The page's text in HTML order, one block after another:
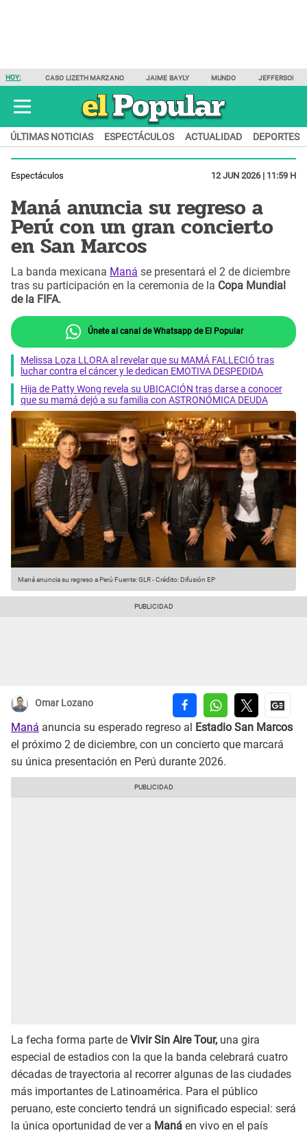
HOY: CASO LIZETH MARZANO JAIME BAYLY MUNDO JEFFERSON
ÚLTIMAS NOTICIAS ESPECTÁCULOS ACTUALIDAD DEPORTES
Espectáculos 12 JUN 2026 | 11:59 H
Maná anuncia su regreso a
Perú con un gran concierto
en San Marcos
La banda mexicana Maná se presentará el 2 de diciembre
tras su participación en la ceremonia de la Copa Mundial
de la FIFA.
Únete al canal de Whatsapp de El Popular
Melissa Loza LLORA al revelar que su MAMÁ FALLECIÓ tras
luchar contra el cáncer y le dedican EMOTIVA DESPEDIDA
Hija de Patty Wong revela su UBICACIÓN tras darse a conocer
que su mamá dejó a su familia con ASTRONÓMICA DEUDA
Maná anuncia su regreso a Perú Fuente: GLR-Crédito: Difusión EP
Omar Lozano
Maná anuncia su esperado regreso al
Estadio San Marcos
el próximo 2 de diciembre, con un concierto que marcará
su única presentación en Perú durante 2026.
La fecha forma parte de Vivir Sin Aire Tour, una gira
especial de estadios con la que la banda celebrará cuatro
décadas de trayectoria al recorrer algunas de las ciudades
más importantes de Latinoamérica. Para el público
peruano, este concierto tendrá un significado especial: será
la única oportunidad de ver a Maná en vivo en el país